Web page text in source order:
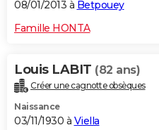
08/01/2013 à Betpouey
Famille HONTA
Louis LABIT (82 ans)
Créer une cagnotte obsèques
Naissance
03/11/1930 à Viella